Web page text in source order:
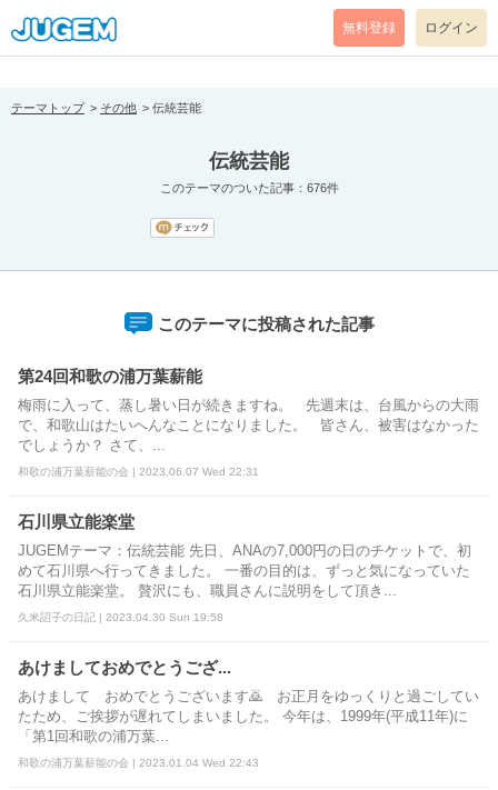
[pear_error: message="Success" code=0 mode=return level=notice
prefix="" info=""]
無料登録 ログイン
テーマトップ その他 伝統芸能
伝統芸能
このテーマのついた記事：676件
このテーマに投稿された記事
第24回和歌の浦万葉薪能
梅雨に入って、蒸し暑い日が続きますね。 先週末は、台風からの大雨
で、和歌山はたいへんなことになりました。 皆さん、被害はなかった
でしょうか？ さて、...
和歌の浦万葉薪能の会 | 2023.06.07 Wed 22:31
石川県立能楽堂
JUGEMテーマ：伝統芸能 先日、ANAの7,000円の日のチケットで、初
めて石川県へ行ってきました。 一番の目的は、ずっと気になっていた
石川県立能楽堂。 贅沢にも、職員さんに説明をして頂き...
久米詔子の日記 | 2023.04.30 Sun 19:58
あけましておめでとうござ...
あけまして おめでとうございます🙇 お正月をゆっくりと過ごしてい
たため、ご挨拶が遅れてしまいました。 今年は、1999年(平成11年)に
「第1回和歌の浦万葉...
和歌の浦万葉薪能の会 | 2023.01.04 Wed 22:43